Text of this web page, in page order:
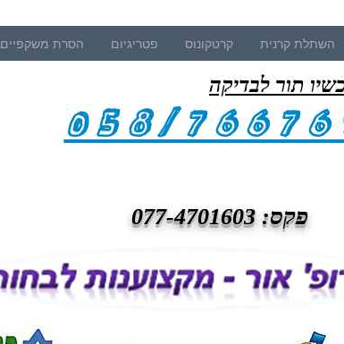
השתלת קרנית קרטקונוס פטריגיום הסרת משקפיים
תור לבדיקה
058/
פקס: 077-4701603